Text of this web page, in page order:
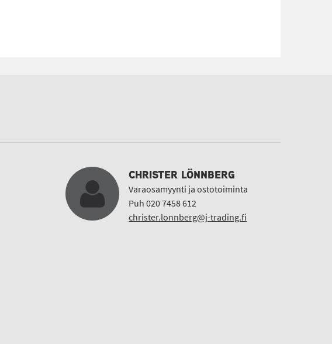
CHRISTER LÖNNBERG
Varaosamyynti ja ostotoiminta
Puh 020 7458 612
christer.lonnberg@j-trading.fi